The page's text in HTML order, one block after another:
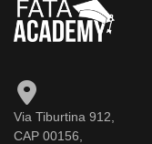
Via Tiburtina 912,
CAP 00156,